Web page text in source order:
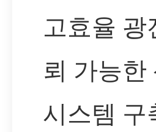
고효율
뢰 가능
시스템 구